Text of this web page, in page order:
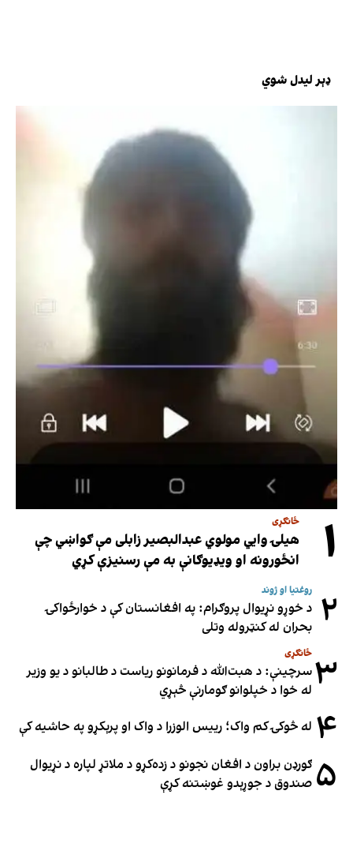
ډېر لیدل شوي
۱ ځانګړی
هیلۍ وایي مولوي عبدالبصیر زابلی مې ګواښي چې
انځورونه او ویډیوګانې به مې رسنیزې کړي
۲ روغتیا او ژوند
د خوړو نړیوال پروګرام: په افغانستان کې د خوارځواکۍ
بحران له کنټروله وتلی
۳ ځانګړی
سرچینې: د هبت‌الله د فرمانونو ریاست د طالبانو د یو وزیر
له خوا د خپلوانو ګومارنې څېړي
۴ له څوکۍ کم واک؛ رییس الوزرا د واک او پرېکړو په حاشیه کې
۵ ګورډن براون د افغان نجونو د زده‌کړو د ملاتړ لپاره د نړیوال
صندوق د جوړېدو غوښتنه کړې